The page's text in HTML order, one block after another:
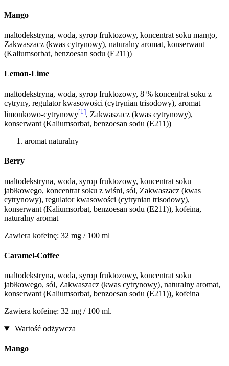
Mango
maltodekstryna, woda, syrop fruktozowy, koncentrat soku mango,
Zakwaszacz (kwas cytrynowy), naturalny aromat, konserwant
(Kaliumsorbat, benzoesan sodu (E211))
Lemon-Lime
maltodekstryna, woda, syrop fruktozowy, 8 % koncentrat soku z
cytryny, regulator kwasowości (cytrynian trisodowy), aromat
limonkowo-cytrynowy[1], Zakwaszacz (kwas cytrynowy),
konserwant (Kaliumsorbat, benzoesan sodu (E211))
aromat naturalny
Berry
maltodekstryna, woda, syrop fruktozowy, koncentrat soku
jabłkowego, koncentrat soku z wiśni, sól, Zakwaszacz (kwas
cytrynowy), regulator kwasowości (cytrynian trisodowy),
konserwant (Kaliumsorbat, benzoesan sodu (E211)), kofeina,
naturalny aromat
Zawiera kofeinę: 32 mg / 100 ml
Caramel-Coffee
maltodekstryna, woda, syrop fruktozowy, koncentrat soku
jabłkowego, sól, Zakwaszacz (kwas cytrynowy), naturalny aromat,
konserwant (Kaliumsorbat, benzoesan sodu (E211)), kofeina
Zawiera kofeinę: 32 mg / 100 ml.
Wartość odżywcza
Mango